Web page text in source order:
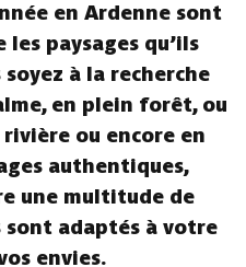
en Ardenne sont
paysages qu’ils
à la recherche
en plein forêt, ou
ou encore en
authentiques,
une multitude de
sont adaptés à votre
envies.